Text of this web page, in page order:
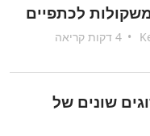
משקולות לכתפיים
•
שונים של